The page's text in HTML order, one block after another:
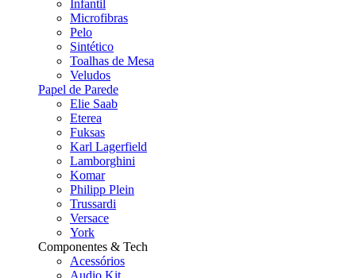
Infantil
Microfibras
Pelo
Sintético
Toalhas de Mesa
Veludos
Papel de Parede
Elie Saab
Eterea
Fuksas
Karl Lagerfield
Lamborghini
Komar
Philipp Plein
Trussardi
Versace
York
Componentes & Tech
Acessórios
Audio Kit